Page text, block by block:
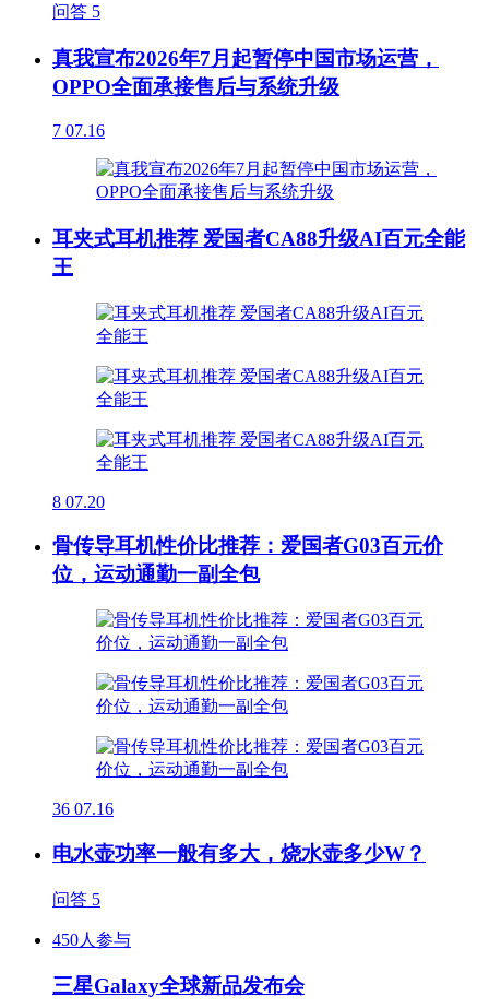
问答 5
真我宣布2026年7月起暂停中国市场运营，
OPPO全面承接售后与系统升级
7 07.16
耳夹式耳机推荐 爱国者CA88升级AI百元全能
王
8 07.20
骨传导耳机性价比推荐：爱国者G03百元价
位，运动通勤一副全包
36 07.16
电水壶功率一般有多大，烧水壶多少W？
问答 5
450人参与
三星Galaxy全球新品发布会